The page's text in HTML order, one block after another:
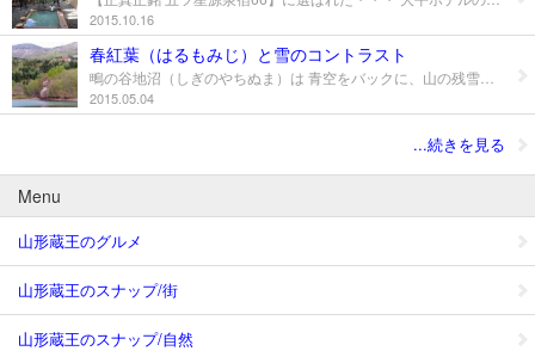
2015.10.16
春紅葉（はるもみじ）と雪のコントラスト
2015.05.04
...続きを見る
Menu
山形蔵王のグルメ
山形蔵王のスナップ/街
山形蔵王のスナップ/自然